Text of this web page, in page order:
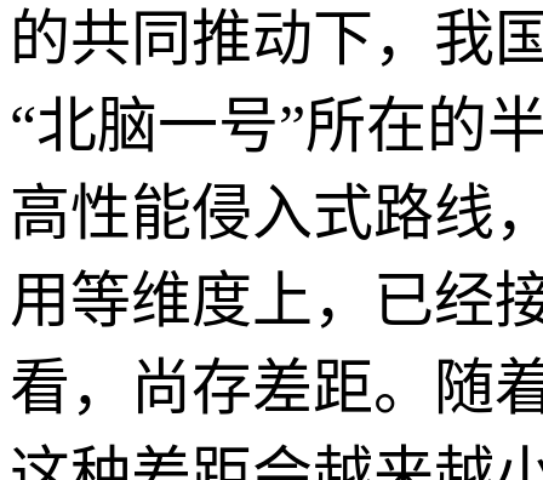
的共同推动下，我
“北脑一号”所在的
高性能侵入式路线
用等维度上，已经
看，尚存差距。随